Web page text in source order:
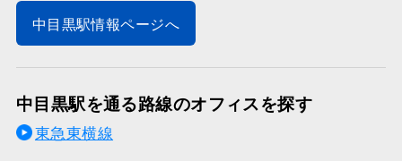
中目黒駅情報ページへ
中目黒駅を通る路線のオフィスを探す
東急東横線